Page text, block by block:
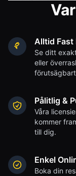
Alltid Fast
Se ditt
eller
Pålitlig &
Våra
kommer
till dig.
Enkel
Boka din